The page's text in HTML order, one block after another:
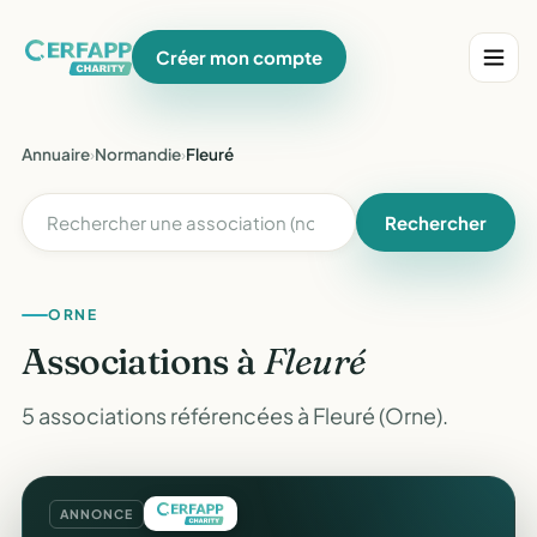
Créer mon compte
Annuaire›Normandie›Fleuré
Rechercher
ORNE
Associations àFleuré
5 associations référencées à Fleuré (Orne).
ANNONCE